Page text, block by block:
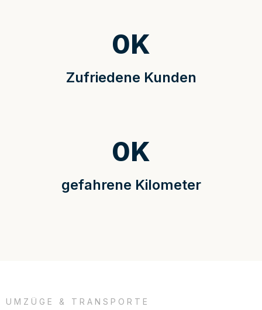
Zufriedene Kunden
0K
gefahrene Kilometer
0K
UMZÜGE & TRANSPORTE